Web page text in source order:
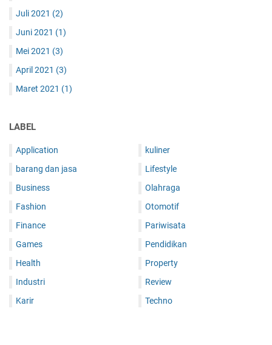
Juli 2021 (2)
Juni 2021 (1)
Mei 2021 (3)
April 2021 (3)
Maret 2021 (1)
LABEL
Application
barang dan jasa
Business
Fashion
Finance
Games
Health
Industri
Karir
kuliner
Lifestyle
Olahraga
Otomotif
Pariwisata
Pendidikan
Property
Review
Techno